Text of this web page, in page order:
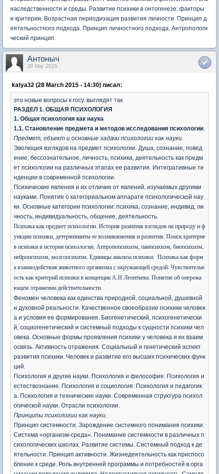
наследственности и среды. Развитие психики в онтогенезе: факторы
и критерии. Возрастная периодизация развития личности. Принцип д
еятельностного подхода. Принцип личностного подхода. Антропологи
ческий принцип.
Антоныч
28 Mar 2015
katya32 (28 March 2015 - 14:30) писал:
это новые вопросы к госу. выглядят так
РАЗДЕЛ 1. ОБЩАЯ ПСИХОЛОГИЯ
1. Общая психология как наука
1.1. Становление предмета и методов исследования психологии.
Предмет, объект и основные задачи психологии как науки.
Эволюция взглядов на предмет психологии. Душа, сознание, повед
ение, бессознательное, личность, психика, деятельность как предм
ет психологии на различных этапах ее развития. Интегративные те
нденции в современной психологии.
Психические явления и их отличие от явлений, изучаемых другими
науками. Понятие о категориальном аппарате психологической нау
ки. Основные категории психологии: психика, сознание, индивид, ли
чность, индивидуальность, общение, деятельность.
Психика как предмет психологии. История развития взглядов на природу и ф
ункции психики, детерминанты ее возникновения и развития. Поиск критерие
в психики в истории психологии. Антропопсихизм, панпсихизм, биопсихизм,
нейропсихизм, мозгопсихизм. Единицы анализа психики. Психика как форм
а взаимодействия животного организма с окружающей средой. Чувствительн
ость как критерий психики в концепции А.Н.Леонтьева. Понятие об опережа
ющем отражении действительности.
Феномен человека как единства природной, социальной, душевной
и духовной реальности. Качественное своеобразие психики человек
а и условия ее формирования. Биогенетический, психогенетически
й, социогенетический и системный подходы к сущности психики чел
овека. Основные формы проявления психики у человека и их взаим
освязь. Активность отражения. Социальный и генетический аспект
развития психики. Человек и развитие его высших психических функ
ций.
Психология и другие науки. Психология и философия. Психология и
естествознание. Психология и социология. Психология и педагогик
а. Психология и технические науки. Современная структура психол
огической науки. Отрасли психологии.
Принципы психологии как науки.
Принцип системности. Зарождение системного понимания психики.
Система «организм-среда». Понимание системности в различных п
сихологических школах. Развитие системы. Системный подход к де
ятельности. Принцип активности. Жизнедеятельность как приспосо
бление к среде. Роль внутренней программы и потребностей в орга